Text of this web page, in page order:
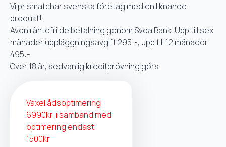
Vi prismatchar svenska företag med en liknande
produkt!
Även räntefri delbetalning genom Svea Bank. Upp till sex
månader uppläggningsavgift 295:-, upp till 12 månader
495:-.
Över 18 år, sedvanlig kreditprövning görs.
Växellådsoptimering
6990kr, i samband med
optimering endast
1500kr